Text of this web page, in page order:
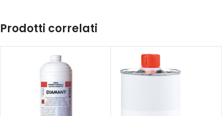
Prodotti correlati